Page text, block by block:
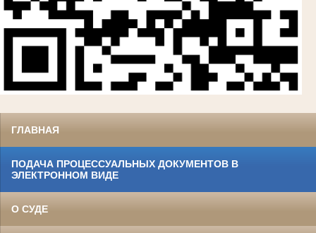
ГЛАВНАЯ
ПОДАЧА ПРОЦЕССУАЛЬНЫХ ДОКУМЕНТОВ В
ЭЛЕКТРОННОМ ВИДЕ
О СУДЕ